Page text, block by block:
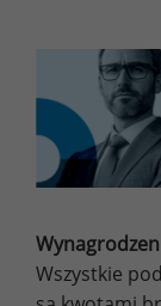
Wszystkie